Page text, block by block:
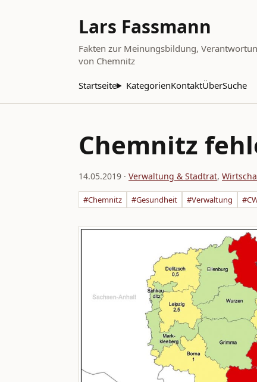
Lars Fassmann
Fakten zur Meinungsbildung,
von Chemnitz
Startseite KategorienKontaktÜberSuche
Chemnitz
14.05.2019 · Verwaltung & Stadtrat,
#Chemnitz #Gesundheit #Verwaltung